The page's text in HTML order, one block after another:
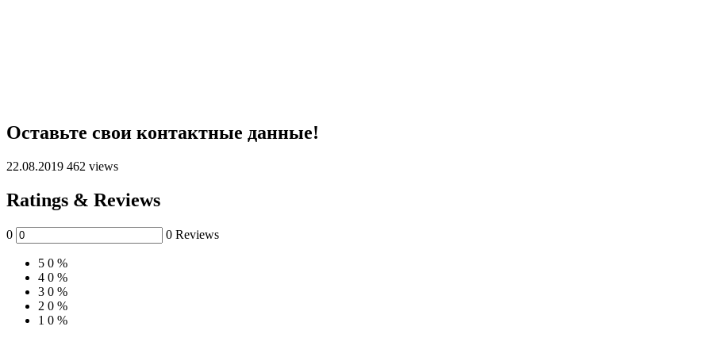
Оставьте свои контактные данные!
22.08.2019 462 views
Ratings & Reviews
0 0 Reviews
5 0 %
4 0 %
3 0 %
2 0 %
1 0 %